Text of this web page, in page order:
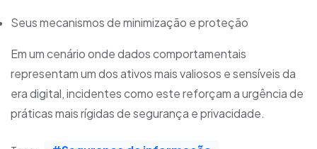
Seus mecanismos de minimização e proteção
Em um cenário onde dados comportamentais
representam um dos ativos mais valiosos e sensíveis da
era digital, incidentes como este reforçam a urgência de
práticas mais rígidas de segurança e privacidade.